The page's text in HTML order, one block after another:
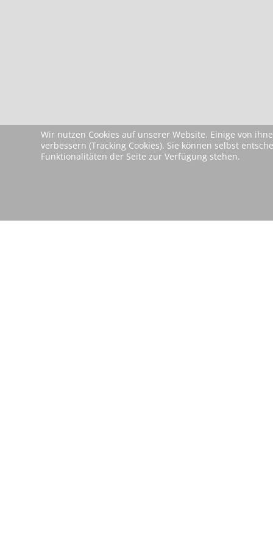
Wir nutzen Cookies auf unserer Website. Einige von
verbessern (Tracking Cookies). Sie können selbst
Funktionalitäten der Seite zur Verfügung stehen.